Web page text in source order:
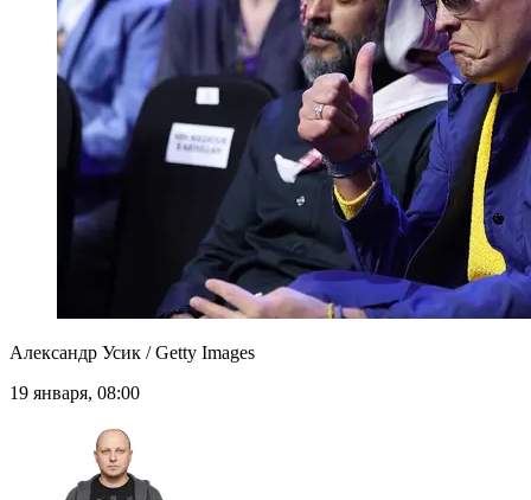
Александр Усик / Getty Images
19 января, 08:00